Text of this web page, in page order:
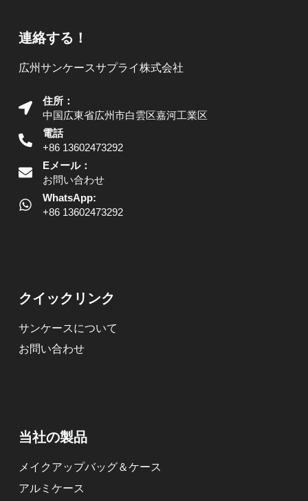
連絡する！
広州サンケースサプライ株式会社
住所：
中国広東省広州市白雲区嘉河工業区
電話
+86 13602473292
Eメール：
お問い合わせ
WhatsApp:
+86 13602473292
クイックリンク
サンケースについて
お問い合わせ
当社の製品
メイクアップバッグ＆ケース
アルミケース